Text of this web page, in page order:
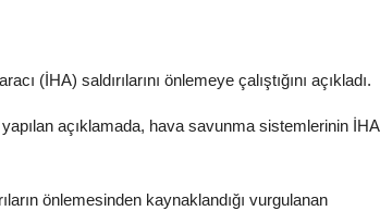
(İHA) saldırılarını önlemeye çalıştığını açıkladı.
açıklamada, hava savunma sistemlerinin İHA
önlemesinden kaynaklandığı vurgulanan